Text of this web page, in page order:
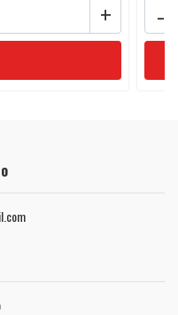
+ -